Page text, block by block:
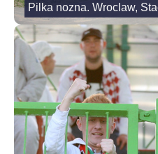
Pilka nozna. Wroclaw,